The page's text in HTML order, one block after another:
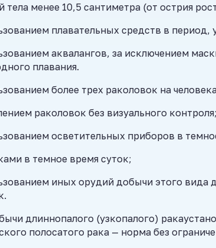
тела менее 10,5 сантиметра (от острия
плавательных средств в период,
аквалангов, за исключением
плавания.
более трех раколовок на
раколовок без визуального контроля;
осветительных приборов в
в темное время суток;
иных орудий добычи этого вида
длиннопалого (узкопалого)
полосатого рака — норма без